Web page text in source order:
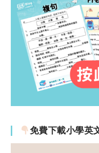
免費下載小學英